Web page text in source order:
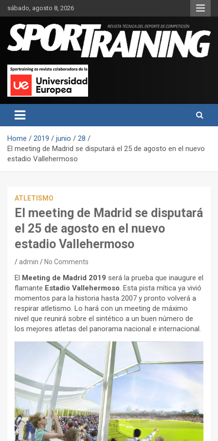
Skip
to
content
sábado, agosto 8, 2026
Revista técnica del deporte
Sport Training
rendimiento, nutrición y entrenamiento.
Home 2019 junio
28
El meeting de Madrid se disputará el 25 de agosto en el nuevo
estadio Vallehermoso
ATLETISMO
El meeting de Madrid se disputará
el 25 de agosto en el nuevo
estadio Vallehermoso
admin No Comments
El Meeting de Madrid 2019 será la prueba que inaugure el
flamante Estadio Vallehermoso. Esta pista mítica ya vivió
momentos para la historia hasta 2007 y pronto volverá a
respirar atletismo. Lo hará con un meeting de máximo
nivel que reunirá sobre el sintético a un buen número de
los mejores atletas del panorama nacional e internacional.